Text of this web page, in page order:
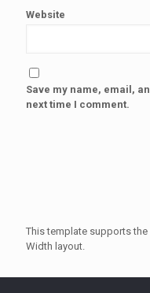
Website
Save my name, email,
next time I comment.
This template supports
Width layout.